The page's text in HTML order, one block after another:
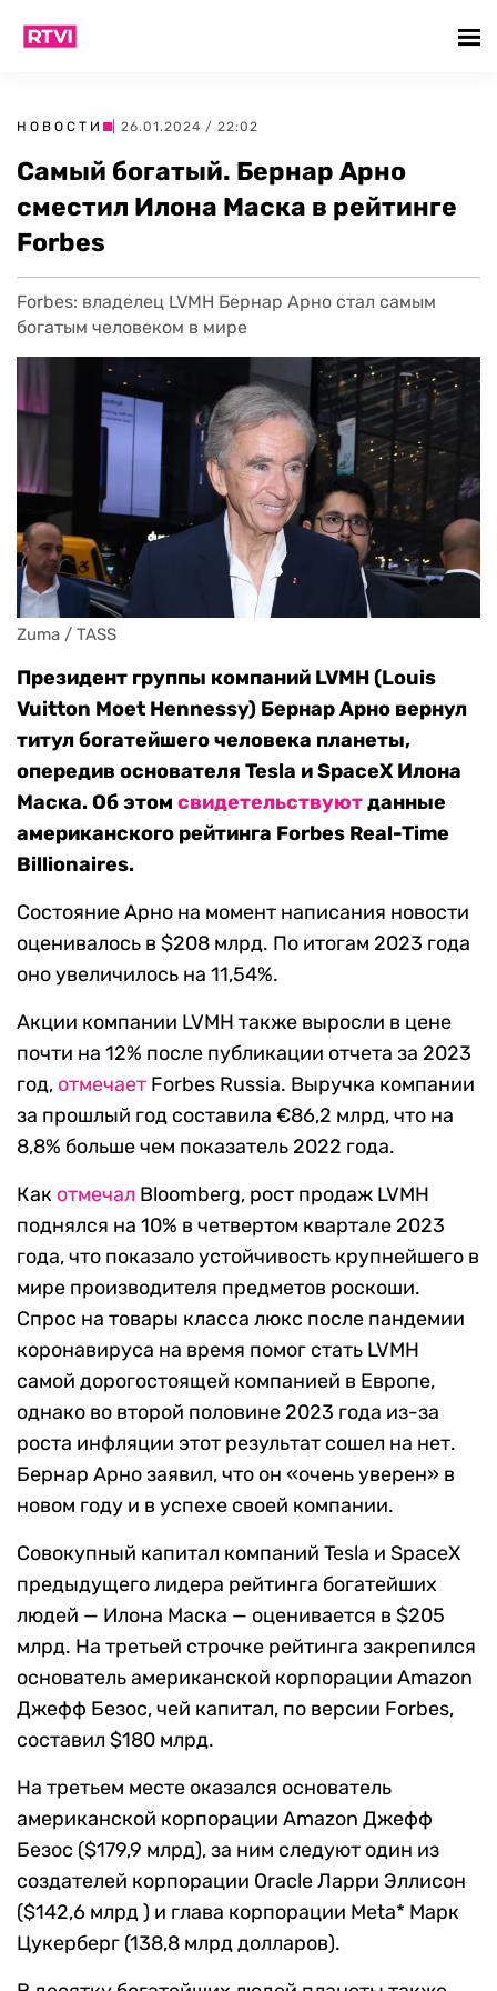
НОВОСТИ | 26.01.2024 / 22:02
Самый богатый. Бернар Арно
сместил Илона Маска в рейтинге
Forbes
Forbes: владелец LVMH Бернар Арно стал самым
богатым человеком в мире
Zuma / TASS
Президент группы компаний LVMH (Louis
Vuitton Moet Hennessy) Бернар Арно вернул
титул богатейшего человека планеты,
опередив основателя Tesla иSpaceX Илона
Маска.Об этом свидетельствуютданные
американского рейтинга Forbes Real-Time
Billionaires.
Состояние Арно на момент написания новости
оценивалось в $208 млрд. По итогам 2023 года
оно увеличилось на 11,54%.
Акции компании LVMH также выросли в цене
почти на 12% после публикации отчета за 2023
год, отмечает Forbes Russia. Выручка компании
за прошлый год составила €86,2 млрд, что на
8,8% больше чем показатель 2022 года.
Как отмечал Bloomberg, рост продаж LVMH
поднялся на 10% в четвертом квартале 2023
года, что показало устойчивость крупнейшего в
мире производителя предметов роскоши.
Спрос на товары класса люкс после пандемии
коронавируса на время помог стать LVMH
самой дорогостоящей компанией в Европе,
однако во второй половине 2023 года из-за
роста инфляции этот результат сошел на нет.
Бернар Арно заявил, что он «очень уверен» в
новом году и в успехе своей компании.
Совокупный капитал компаний Tesla и SpaceX
предыдущего лидера рейтинга богатейших
людей — Илона Маска — оценивается в $205
млрд. На третьей строчке рейтинга закрепился
основатель американской корпорации Amazon
Джефф Безос, чей капитал, по версии Forbes,
составил $180 млрд.
На третьем месте оказался основатель
американской корпорации Amazon Джефф
Безос ($179,9 млрд), за ним следуют один из
создателей корпорации Oracle Ларри Эллисон
($142,6 млрд ) и глава корпорации Meta* Марк
Цукерберг (138,8 млрд долларов).